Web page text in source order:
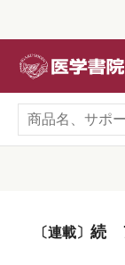
〔連載〕 続